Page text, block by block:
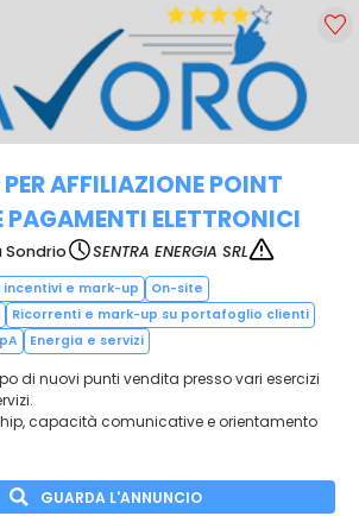
PER AFFILIAZIONE POINT
PAGAMENTI ELETTRONICI
Sondrio SENTRA ENERGIA SRL
incentivi e mark-up
On-site
Ricorrenti e mark-up su portafoglio clienti
Energia e servizi
di nuovi punti vendita presso vari esercizi
capacità comunicative e orientamento
GUARDA L'ANNUNCIO